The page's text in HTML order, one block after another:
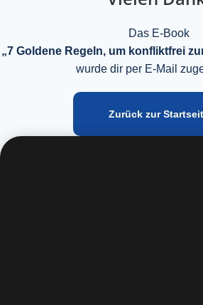
Das E-Book
„7 Goldene Regeln, um konfliktfrei
wurde dir per E-Mail
Zurück zur